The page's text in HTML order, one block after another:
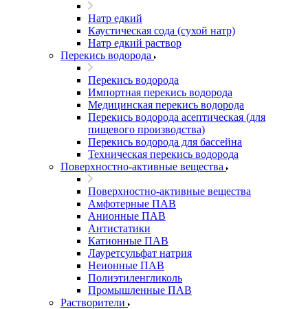
Натр едкий
Каустическая сода (сухой натр)
Натр едкий раствор
Перекись водорода
Перекись водорода
Импортная перекись водорода
Медицинская перекись водорода
Перекись водорода асептическая (для
пищевого производства)
Перекись водорода для бассейна
Техническая перекись водорода
Поверхностно-активные вещества
Поверхностно-активные вещества
Амфотерные ПАВ
Анионные ПАВ
Антистатики
Катионные ПАВ
Лауретсульфат натрия
Неионные ПАВ
Полиэтиленгликоль
Промышленные ПАВ
Растворители